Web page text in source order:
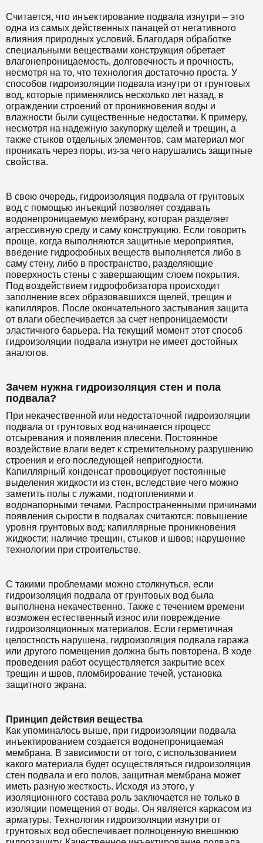
Считается, что инъектирование подвала изнутри – это
одна из самых действенных панацей от негативного
влияния природных условий. Благодаря обработке
специальными веществами конструкция обретает
влагонепроницаемость, долговечность и прочность,
несмотря на то, что технология достаточно проста. У
способов гидроизоляции подвала изнутри от грунтовых
вод, которые применялись несколько лет назад, в
ограждении строений от проникновения воды и
влажности были существенные недостатки. К примеру,
несмотря на надежную закупорку щелей и трещин, а
также стыков отдельных элементов, сам материал мог
проникать через поры, из-за чего нарушались защитные
свойства.
В свою очередь, гидроизоляция подвала от грунтовых
вод с помощью инъекций позволяет создавать
водонепроницаемую мембрану, которая разделяет
агрессивную среду и саму конструкцию. Если говорить
проще, когда выполняются защитные мероприятия,
введение гидрофобных веществ выполняется либо в
саму стену, либо в пространство, разделяющие
поверхность стены с завершающим слоем покрытия.
Под воздействием гидрофобизатора происходит
заполнение всех образовавшихся щелей, трещин и
капилляров. После окончательного застывания защита
от влаги обеспечивается за счет непроницаемости
эластичного барьера. На текущий момент этот способ
гидроизоляции подвала изнутри не имеет достойных
аналогов.
Зачем нужна гидроизоляция стен и пола
подвала?
При некачественной или недостаточной гидроизоляции
подвала от грунтовых вод начинается процесс
отсыревания и появления плесени. Постоянное
воздействие влаги ведет к стремительному разрушению
строения и его последующей непригодности.
Капиллярный конденсат провоцирует постоянные
выделения жидкости из стен, вследствие чего можно
заметить полы с лужами, подтоплениями и
водонапорными течами. Распространенными причинами
появления сырости в подвалах считаются: повышение
уровня грунтовых вод; капиллярные проникновения
жидкости; наличие трещин, стыков и швов; нарушение
технологии при строительстве.
С такими проблемами можно столкнуться, если
гидроизоляция подвала от грунтовых вод была
выполнена некачественно. Также с течением времени
возможен естественный износ или повреждение
гидроизоляционных материалов. Если герметичная
целостность нарушена, гидроизоляция подвала гаража
или другого помещения должна быть повторена. В ходе
проведения работ осуществляется закрытие всех
трещин и швов, пломбирование течей, установка
защитного экрана.
Принцип действия вещества
Как упоминалось выше, при гидроизоляции подвала
инъектированием создается водонепроницаемая
мембрана. В зависимости от того, с использованием
какого материала будет осуществляться гидроизоляция
стен подвала и его полов, защитная мембрана может
иметь разную жесткость. Исходя из этого, у
изоляционного состава роль заключается не только в
изоляции помещения от воды. Он является каркасом из
арматуры. Технология гидроизоляции изнутри от
грунтовых вод обеспечивает полноценную внешнюю